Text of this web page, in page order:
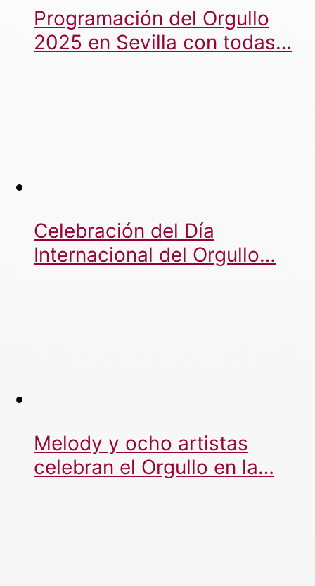
Programación del Orgullo
2025 en Sevilla con todas…
Celebración del Día
Internacional del Orgullo…
Melody y ocho artistas
celebran el Orgullo en la…